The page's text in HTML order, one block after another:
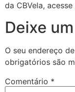
da CBVela, acesse
Deixe
O seu endereço
obrigatórios são
Comentário *